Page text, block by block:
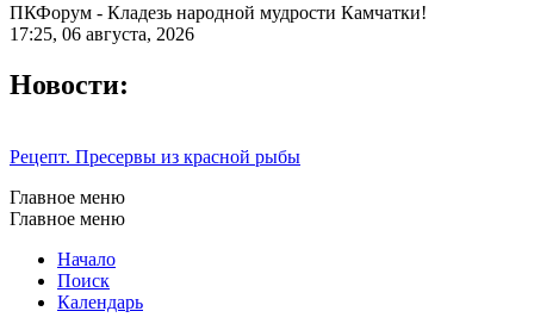
ПКФорум - Кладезь народной мудрости Камчатки!
17:25, 06 августа, 2026
Новости:
Рецепт. Пресервы из красной рыбы
Главное меню
Главное меню
Начало
Поиск
Календарь